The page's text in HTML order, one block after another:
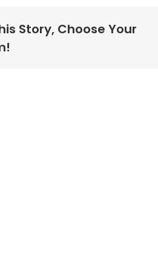
Story, Choose Your